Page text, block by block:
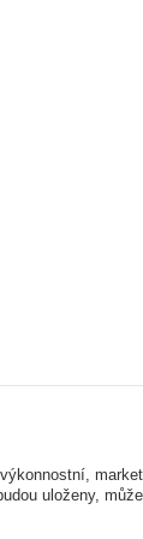
uloženy,